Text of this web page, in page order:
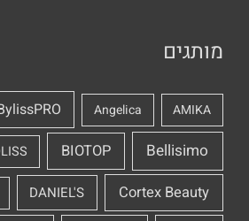
מותגים
AMIKA
Angelica
Bellisimo
BIOTOP
Cortex Beauty
DANIEL'S